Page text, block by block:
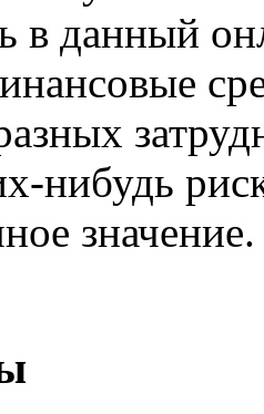
в данный
нибудь
значение.